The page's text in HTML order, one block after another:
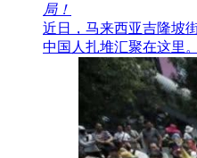
局！
近日，马来西亚吉隆坡
中国人扎堆汇聚在这里